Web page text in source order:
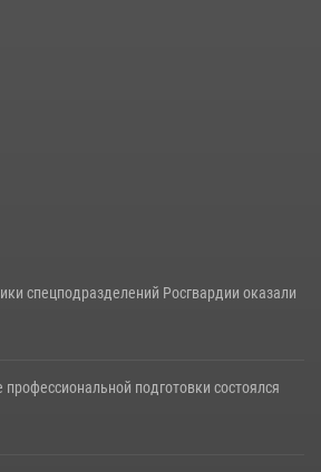
охраны Росгвардии
спецподразделений Росгвардии оказали
подготовки состоялся